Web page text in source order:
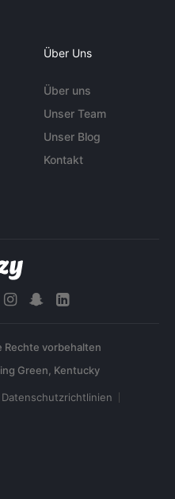
Über Uns
Über uns
Unser Team
Unser Blog
Kontakt
Rechte vorbehalten
Datenschutzrichtlinien